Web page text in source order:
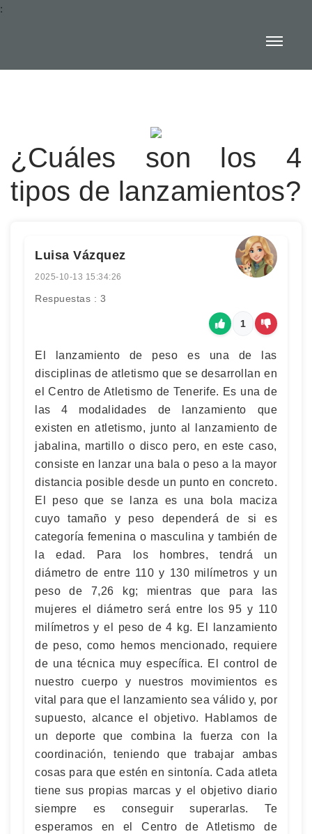
:
¿Cuáles son los 4
tipos de lanzamientos?
Luisa Vázquez
2025-10-13 15:34:26
Respuestas : 3
1
El lanzamiento de peso es una de las
disciplinas de atletismo que se desarrollan en
el Centro de Atletismo de Tenerife. Es una de
las 4 modalidades de lanzamiento que
existen en atletismo, junto al lanzamiento de
jabalina, martillo o disco pero, en este caso,
consiste en lanzar una bala o peso a la mayor
distancia posible desde un punto en concreto.
El peso que se lanza es una bola maciza
cuyo tamaño y peso dependerá de si es
categoría femenina o masculina y también de
la edad. Para los hombres, tendrá un
diámetro de entre 110 y 130 milímetros y un
peso de 7,26 kg; mientras que para las
mujeres el diámetro será entre los 95 y 110
milímetros y el peso de 4 kg. El lanzamiento
de peso, como hemos mencionado, requiere
de una técnica muy específica. El control de
nuestro cuerpo y nuestros movimientos es
vital para que el lanzamiento sea válido y, por
supuesto, alcance el objetivo. Hablamos de
un deporte que combina la fuerza con la
coordinación, teniendo que trabajar ambas
cosas para que estén en sintonía. Cada atleta
tiene sus propias marcas y el objetivo diario
siempre es conseguir superarlas. Te
esperamos en el Centro de Atletismo de